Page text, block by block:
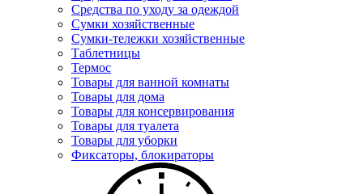
Средства по уходу за одеждой
Сумки хозяйственные
Сумки-тележки хозяйственные
Таблетницы
Термос
Товары для ванной комнаты
Товары для дома
Товары для консервирования
Товары для туалета
Товары для уборки
Фиксаторы, блокираторы